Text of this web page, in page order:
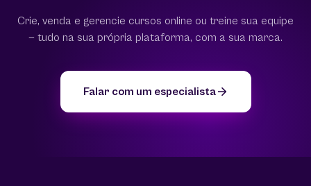
Crie, venda e gerencie cursos online ou treine sua equipe
— tudo na sua própria plataforma, com a sua marca.
Falar com um especialista